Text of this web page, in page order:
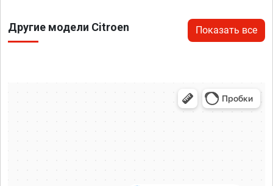
Другие модели Citroen Показать все